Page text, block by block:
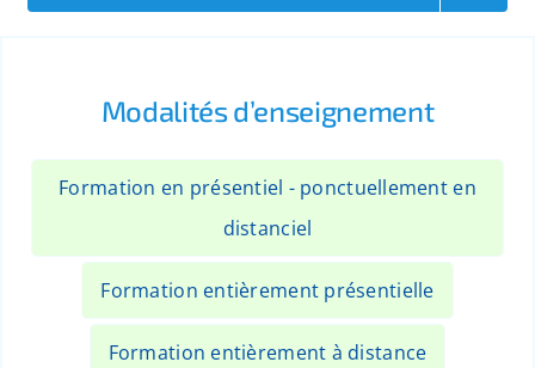
Modalités d’enseignement
Formation en présentiel - ponctuellement en
distanciel
Formation entièrement présentielle
Formation entièrement à distance